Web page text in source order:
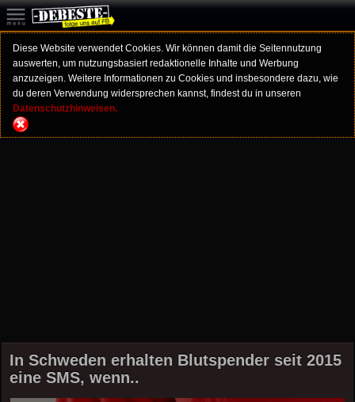
Diese Website verwendet Cookies. Wir können damit die Seitennutzung
auswerten, um nutzungsbasiert redaktionelle Inhalte und Werbung
anzuzeigen. Weitere Informationen zu Cookies und insbesondere dazu, wie
du deren Verwendung widersprechen kannst, findest du in unseren
Datenschutzhinweisen.
In Schweden erhalten Blutspender seit 2015
eine SMS, wenn..